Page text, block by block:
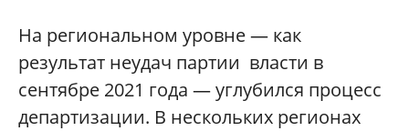
На региональном уровне — как
результат неудач партии власти в
сентябре 2021 года — углубился процесс
департизации. В нескольких регионах